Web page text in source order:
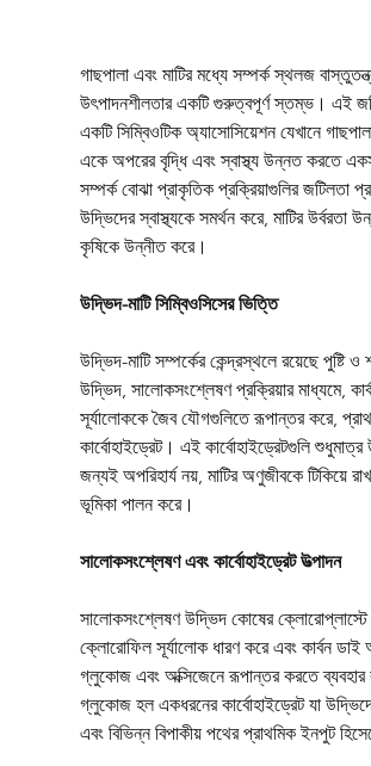
গাছপালা এবং মাটির মধ্যে সম্পর্ক স্থলজ
উৎপাদনশীলতার একটি গুরুত্বপূর্ণ স্তম্ভ। এই
একটি সিম্বিওটিক অ্যাসোসিয়েশন যেখানে
একে অপরের বৃদ্ধি এবং স্বাস্থ্য উন্নত করতে
সম্পর্ক বোঝা প্রাকৃতিক প্রক্রিয়াগুলির জটিলতা
উদ্ভিদের স্বাস্থ্যকে সমর্থন করে, মাটির উর্বরতা
কৃষিকে উন্নীত করে।
উদ্ভিদ-মাটি সিম্বিওসিসের ভিত্তি
উদ্ভিদ-মাটি সম্পর্কের কেন্দ্রস্থলে রয়েছে পুষ্টি ও
উদ্ভিদ, সালোকসংশ্লেষণ প্রক্রিয়ার মাধ্যমে,
সূর্যালোককে জৈব যৌগগুলিতে রূপান্তর করে,
কার্বোহাইড্রেট। এই কার্বোহাইড্রেটগুলি শুধুমাত্র
জন্যই অপরিহার্য নয়, মাটির অণুজীবকে টিকিয়ে
ভূমিকা পালন করে।
সালোকসংশ্লেষণ এবং কার্বোহাইড্রেট উত্পাদন
সালোকসংশ্লেষণ উদ্ভিদ কোষের ক্লোরোপ্লাস্টে
ক্লোরোফিল সূর্যালোক ধারণ করে এবং কার্বন
গ্লুকোজ এবং অক্সিজেনে রূপান্তর করতে
গ্লুকোজ হল একধরনের কার্বোহাইড্রেট যা
এবং বিভিন্ন বিপাকীয় পথের প্রাথমিক ইনপুট